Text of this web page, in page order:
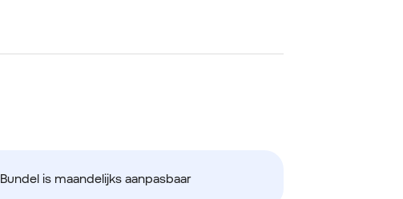
Bundel is maandelijks aanpasbaar